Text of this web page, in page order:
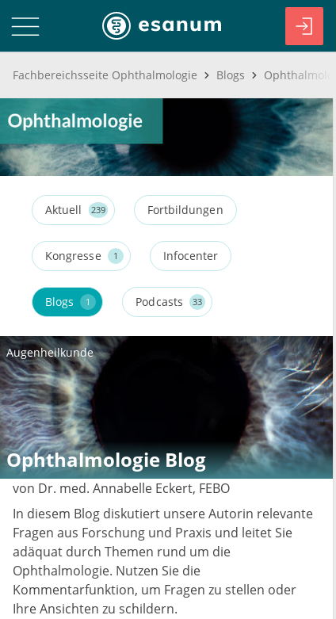
Fachbereichsseite Ophthalmologie Blogs
Aktuell 239 Fortbildungen
Kongresse 1 Infocenter
Blogs 1 Podcasts 33
Augenheilkunde
Ophthalmologie Blog
von Dr. med. Annabelle Eckert, FEBO
In diesem Blog diskutiert unsere Autorin relevante
Fragen aus Forschung und Praxis und leitet Sie
adäquat durch Themen rund um die
Ophthalmologie. Nutzen Sie die
Kommentarfunktion, um Fragen zu stellen oder
Ihre Ansichten zu schildern.